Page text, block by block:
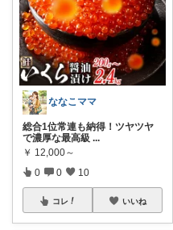
ななこママ
総合1位常連も納得！ツヤツヤ
で濃厚な最高級 ...
￥ 12,000～
0 0 10
コレ いいね